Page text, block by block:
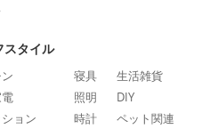
スタイル
ョン
寝具
照明
時計
生活雑貨
DIY
ペット関連